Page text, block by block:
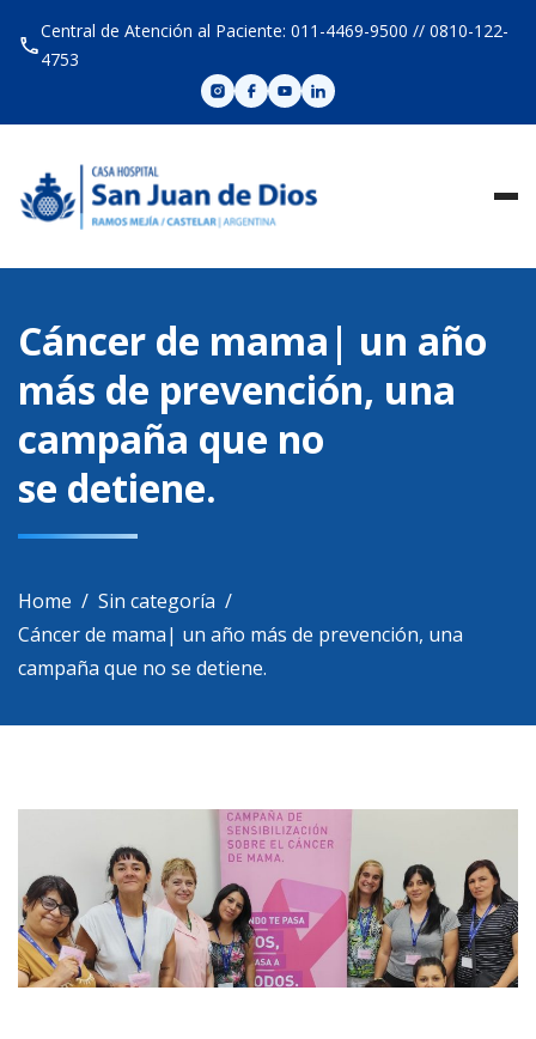
Central de Atención al Paciente: 011-4469-9500 // 0810-122-
4753
Cáncer de mama| un año
más de prevención, una
campaña que no
se detiene.
Home
Sin categoría
Cáncer de mama| un año más de prevención, una
campaña que no se detiene.